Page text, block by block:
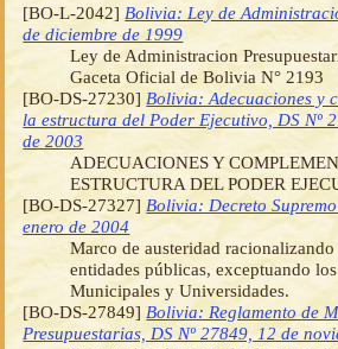
[BO-L-2042] Bolivia: Ley de
de diciembre de 1999
Ley de Administracion
Gaceta Oficial de Bolivia N° 2193
[BO-DS-27230] Bolivia: Adecuaciones y
la estructura del Poder Ejecutivo, DS Nº
de 2003
ADECUACIONES Y
ESTRUCTURA DEL PODER
[BO-DS-27327] Bolivia: Decreto
enero de 2004
Marco de austeridad racionalizando
entidades públicas, exceptuando
Municipales y Universidades.
[BO-DS-27849] Bolivia: Reglamento de
Presupuestarias, DS Nº 27849, 12 de